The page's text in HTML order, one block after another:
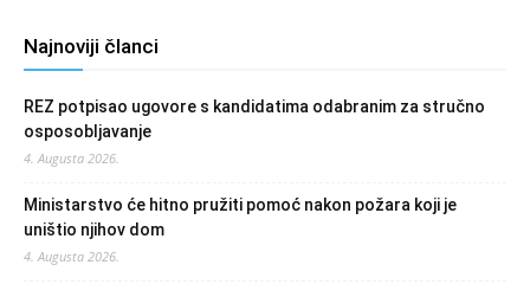
Najnoviji članci
REZ potpisao ugovore s kandidatima odabranim za stručno
osposobljavanje
4. Augusta 2026.
Ministarstvo će hitno pružiti pomoć nakon požara koji je
uništio njihov dom
4. Augusta 2026.